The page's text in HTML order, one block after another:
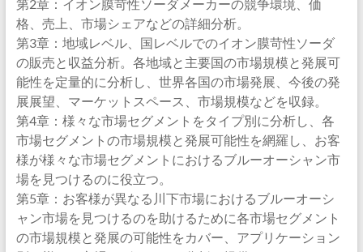
第2章：イオン膜苛性ソーダメーカーの競争環境、価
格、売上、市場シェアなどの詳細分析。
第3章：地域レベル、国レベルでのイオン膜苛性ソーダ
の販売と収益分析。各地域と主要国の市場規模と発展可
能性を定量的に分析し、世界各国の市場発展、今後の発
展展望、マーケットスペース、市場規模などを収録。
第4章：様々な市場セグメントをタイプ別に分析し、各
市場セグメントの市場規模と発展可能性を網羅し、お客
様が様々な市場セグメントにおけるブルーオーシャン市
場を見つけるのに役立つ。
第5章：お客様が異なる川下市場におけるブルーオーシ
ャン市場を見つけるのを助けるために各市場セグメント
の市場規模と発展の可能性をカバー、アプリケーション